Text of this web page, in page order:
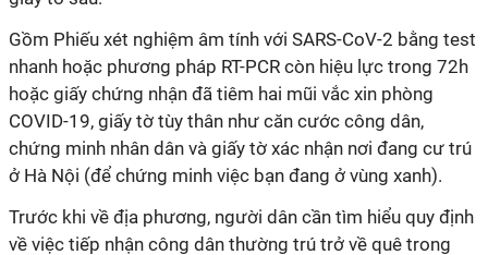
Gồm Phiếu xét nghiệm âm tính với SARS-CoV-2 bằng test
nhanh hoặc phương pháp RT-PCR còn hiệu lực trong 72h
hoặc giấy chứng nhận đã tiêm hai mũi vắc xin phòng
COVID-19, giấy tờ tùy thân như căn cước công dân,
chứng minh nhân dân và giấy tờ xác nhận nơi đang cư trú
ở Hà Nội (để chứng minh việc bạn đang ở vùng xanh).
Trước khi về địa phương, người dân cần tìm hiểu quy định
về việc tiếp nhận công dân thường trú trở về quê trong